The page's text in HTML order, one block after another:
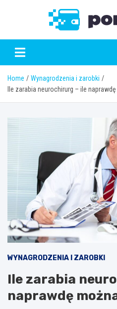
Home
Wynagrodzenia i zarobki
Ile zarabia neurochirurg – ile
WYNAGRODZENIA I ZAROBKI
Ile zarabia
naprawdę